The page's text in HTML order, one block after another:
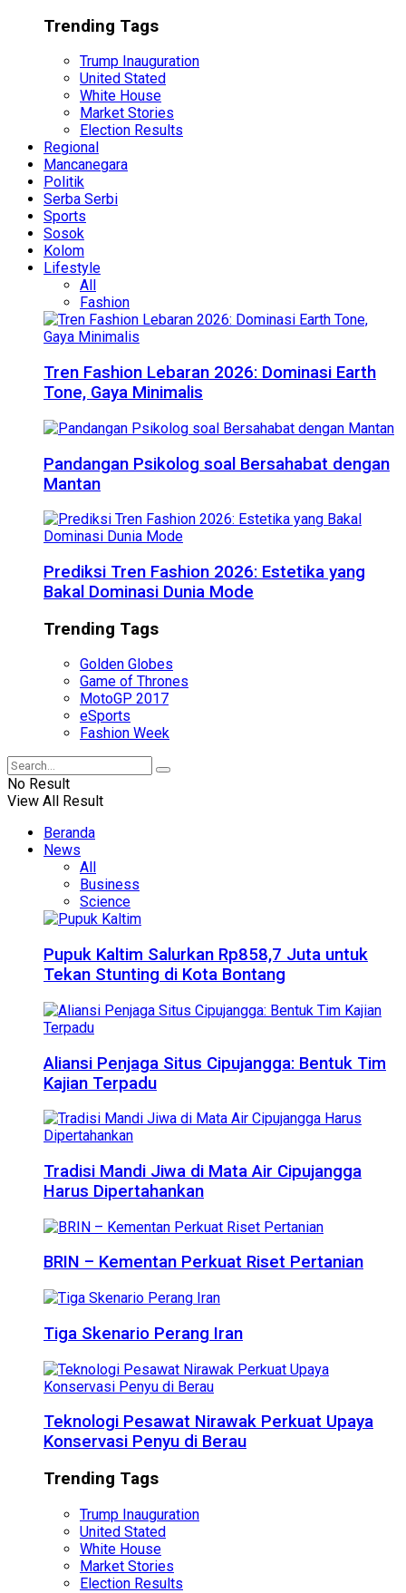
Trending Tags
Trump Inauguration
United Stated
White House
Market Stories
Election Results
Regional
Mancanegara
Politik
Serba Serbi
Sports
Sosok
Kolom
Lifestyle
All
Fashion
Tren Fashion Lebaran 2026: Dominasi Earth
Tone, Gaya Minimalis
Pandangan Psikolog soal Bersahabat dengan
Mantan
Prediksi Tren Fashion 2026: Estetika yang
Bakal Dominasi Dunia Mode
Trending Tags
Golden Globes
Game of Thrones
MotoGP 2017
eSports
Fashion Week
No Result
View All Result
Beranda
News
All
Business
Science
Pupuk Kaltim Salurkan Rp858,7 Juta untuk
Tekan Stunting di Kota Bontang
Aliansi Penjaga Situs Cipujangga: Bentuk Tim
Kajian Terpadu
Tradisi Mandi Jiwa di Mata Air Cipujangga
Harus Dipertahankan
BRIN – Kementan Perkuat Riset Pertanian
Tiga Skenario Perang Iran
Teknologi Pesawat Nirawak Perkuat Upaya
Konservasi Penyu di Berau
Trending Tags
Trump Inauguration
United Stated
White House
Market Stories
Election Results